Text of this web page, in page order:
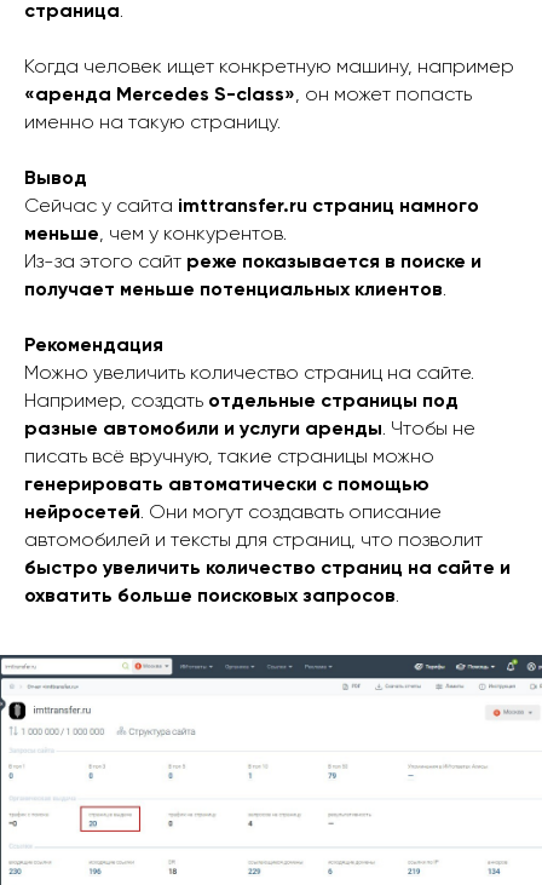
страница.
Когда человек ищет конкретную машину, например
«аренда Mercedes S-class», он может попасть
именно на такую страницу.
Вывод
Сейчас у сайта imttransfer.ru страниц намного
меньше, чем у конкурентов.
Из-за этого сайт реже показывается в поиске и
получает меньше потенциальных клиентов.
Рекомендация
Можно увеличить количество страниц на сайте.
Например, создать отдельные страницы под
разные автомобили и услуги аренды. Чтобы не
писать всё вручную, такие страницы можно
генерировать автоматически с помощью
нейросетей. Они могут создавать описание
автомобилей и тексты для страниц, что позволит
быстро увеличить количество страниц на сайте и
охватить больше поисковых запросов.